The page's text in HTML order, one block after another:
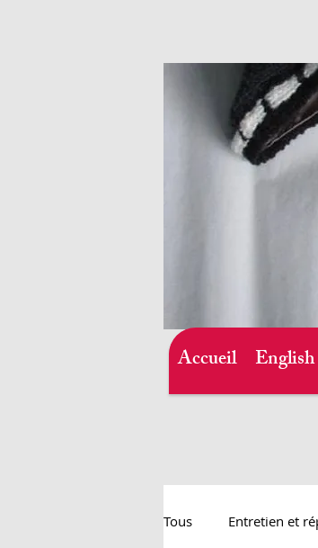
Accueil English
Tous Entretien et